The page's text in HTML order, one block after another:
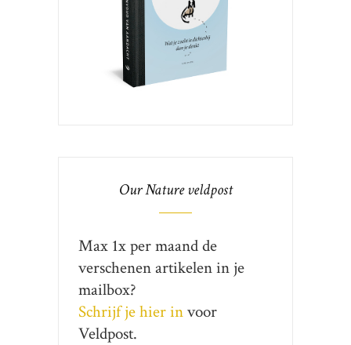
Our Nature veldpost
Max 1x per maand de
verschenen artikelen in je
mailbox?
Schrijf je hier invoor
Veldpost.